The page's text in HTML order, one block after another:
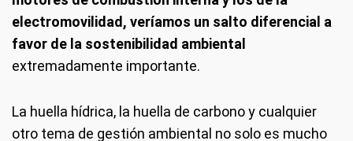
electromovilidad, veríamos un salto diferencial a
favor de la sostenibilidad ambiental
extremadamente importante.
La huella hídrica, la huella de carbono y cualquier
otro tema de gestión ambiental no solo es mucho